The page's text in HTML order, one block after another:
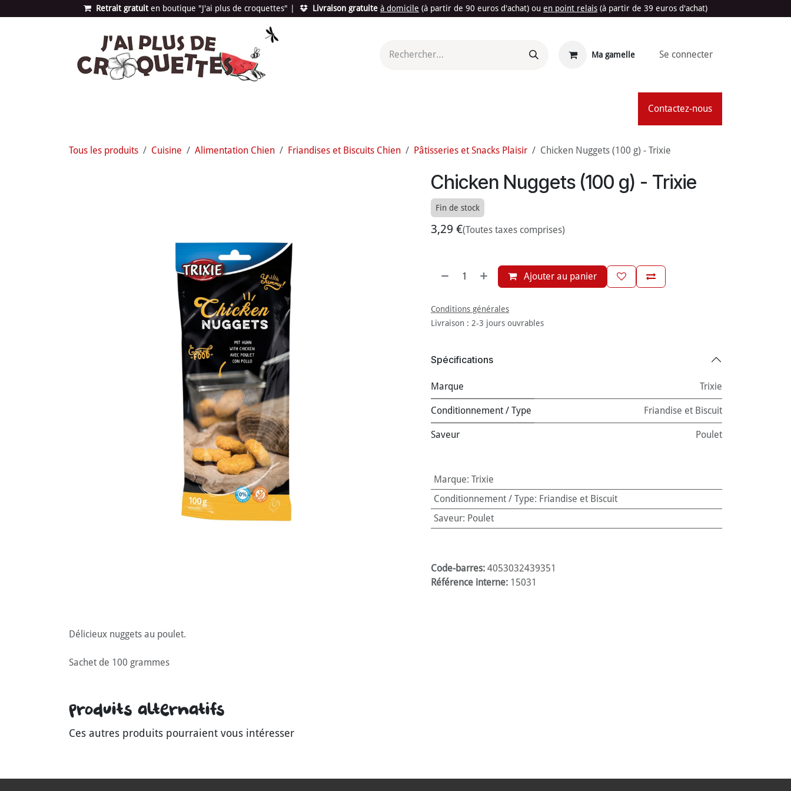
Se rendre au contenu Retrait gratuit en bou​​​​​​tique "J'ai plus de croquettes" Livraison gratuite à domicile (à partir de 90 euros d'achat) ou en point relais (à partir de 39 euros d'achat)
Ma gamelle Se connecter
Contactez-nous
Tous les produits Cuisine Alimentation Chien Friandises et Biscuits Chien Pâtisseries et Snacks Plaisir Chicken Nuggets (100 g) - Trixie
Chicken Nuggets (100 g) - Trixie
Fin de stock
3,29 €(Toutes taxes comprises)
Ajouter au panier
Conditions générales
Livraison : 2-3 jours ouvrables
Spécifications
Marque Trixie
Conditionnement / Type Friandise et Biscuit
Saveur Poulet
Marque: Trixie
Conditionnement / Type: Friandise et Biscuit
Saveur: Poulet
Code-barres: 4053032439351
Référence interne: 15031
Délicieux nuggets au poulet.
Sachet de 100 grammes
Produits alternatifs
Ces autres produits pourraient vous intéresser